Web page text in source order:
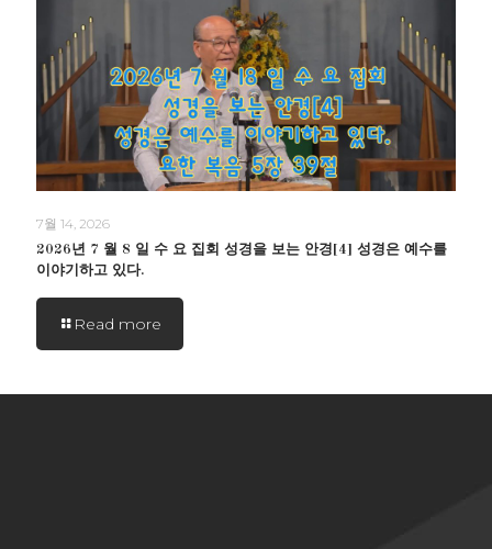
7월 14, 2026
2026년 7 월 8 일 수 요 집회 성경을 보는 안경[4] 성경은 예수를
이야기하고 있다.
Read more